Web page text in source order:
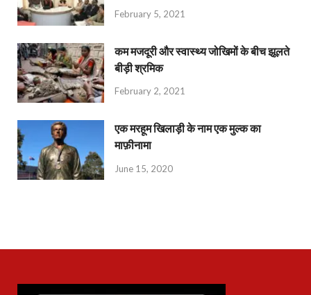
February 5, 2021
कम मजदूरी और स्वास्थ्य जोखिमों के बीच झूलते
बीड़ी श्रमिक
February 2, 2021
एक मरहूम खिलाड़ी के नाम एक मुल्क का
माफ़ीनामा
June 15, 2020